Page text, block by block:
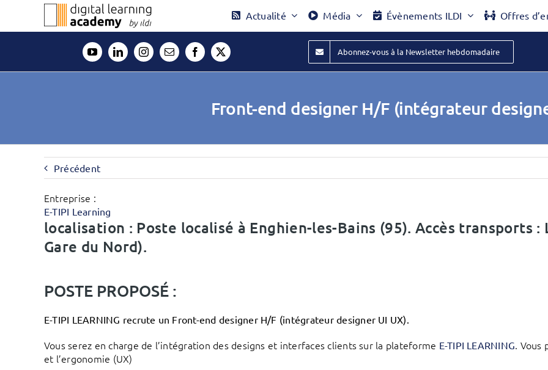
contenu
Actualité Média Évènements ILDI Offres
Abonnez-vous à la Newsletter hebdomadaire
Front-end designer H/F (intégrateur
Précédent
Entreprise :
E-TIPI Learning
localisation : Poste localisé à Enghien-les-Bains (95). Accès transports :
Gare du Nord).
POSTE PROPOSÉ :
E-TIPI LEARNING recrute un Front-end designer H/F (intégrateur designer UI UX).
Vous serez en charge de l’intégration des designs et interfaces clients sur la plateforme E-TIPI LEARNING. Vous
et l’ergonomie (UX)